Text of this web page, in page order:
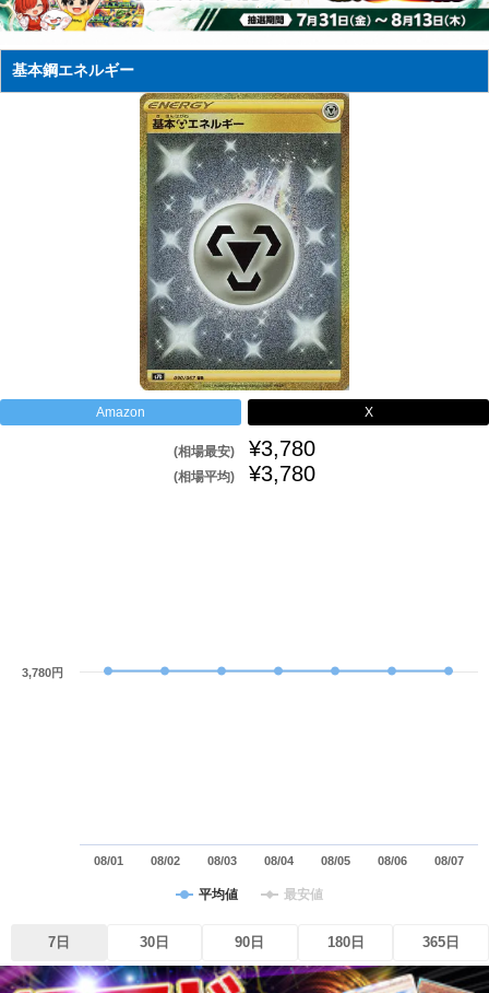
基本鋼エネルギー
Amazon X
(相場最安) ¥3,780
(相場平均) ¥3,780
平均値 最安値
08/01 08/02 08/03 08/04 08/05 08/06 08/07
3,780円
7日 30日 90日 180日 365日